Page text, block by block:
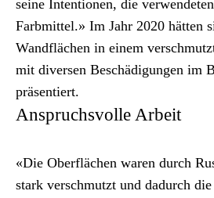
seine Inten­tio­nen, die
Farb­mit­tel.» Im Jahr 2020 hät­ten
Wand­flächen in einem
mit diversen Beschädi­gun­gen im
präsen­tiert.
Anspruchsvolle Arbeit
«Die Ober­flächen waren durch
stark ver­schmutzt und dadurch